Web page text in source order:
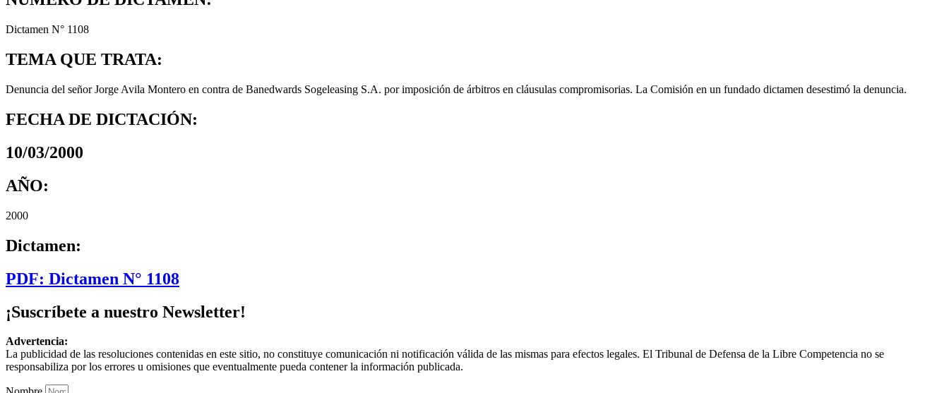
Dictamen N° 1108
TEMA QUE TRATA:
Denuncia del señor Jorge Avila Montero en contra de Banedwards Sogeleasing S.A. por imposición de árbitros en cláusulas compromisorias. La Comisión en un fundado dictamen desestimó la denuncia.
FECHA DE DICTACIÓN:
10/03/2000
AÑO:
2000
Dictamen:
PDF: Dictamen N° 1108
¡Suscríbete a nuestro Newsletter!
Advertencia:
La publicidad de las resoluciones contenidas en este sitio, no constituye comunicación ni notificación válida de las mismas para efectos legales. El Tribunal de Defensa de la Libre Competencia no se
responsabiliza por los errores u omisiones que eventualmente pueda contener la información publicada.